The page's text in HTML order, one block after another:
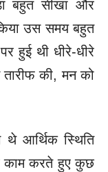
बहुत सीखा और
उस समय बहुत
हुई थी धीरे-धीरे
की, मन को
थे आर्थिक स्थिति
काम करते हुए कुछ